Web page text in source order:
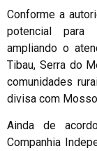
Conforme a
potencial para
ampliando o
Tibau, Serra do
comunidades
divisa com
Ainda de
Companhia